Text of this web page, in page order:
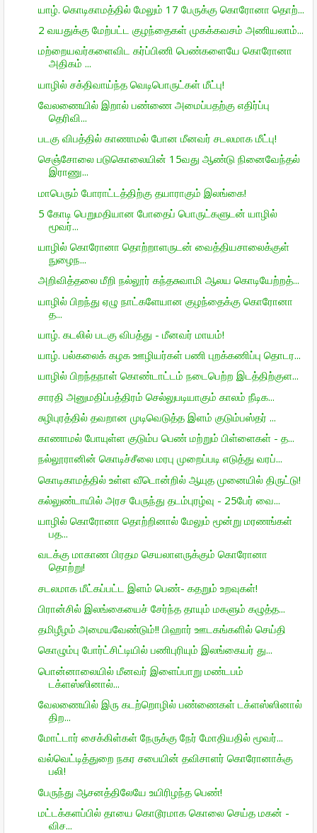
யாழ். கொடிகாமத்தில் மேலும் 17 பேருக்கு கொரோனா தொற்...
2 வயதுக்கு மேற்பட்ட குழந்தைகள் முகக்கவசம் அணியலாம்...
மற்றையவர்களைவிட கர்ப்பிணி பெண்களையே கொரோனா
அதிகம் ...
யாழில் சக்திவாய்ந்த வெடிபொருட்கள் மீட்பு!
வேலணையில் இறால் பண்ணை அமைப்பதற்கு எதிர்ப்பு
தெரிவி...
படகு விபத்தில் காணாமல் போன மீனவர் சடலமாக மீட்பு!
செஞ்சோலை படுகொலையின் 15வது ஆண்டு நினைவேந்தல்
இராணு...
மாபெரும் போராட்டத்திற்கு தயாராகும் இலங்கை!
5 கோடி பெறுமதியான போதைப் பொருட்களுடன் யாழில்
மூவர்...
யாழில் கொரோனா தொற்றாளருடன் வைத்தியசாலைக்குள்
நுழைந...
அறிவித்தலை மீறி நல்லூர் கந்தசுவாமி ஆலய கொடியேற்றத்...
யாழில் பிறந்து ஏழு நாட்களேயான குழந்தைக்கு கொரோனா
த...
யாழ். கடலில் படகு விபத்து - மீனவர் மாயம்!
யாழ். பல்கலைக் கழக ஊழியர்கள் பணி புறக்கணிப்பு தொடர...
யாழில் பிறந்தநாள் கொண்டாட்டம் நடைபெற்ற இடத்திற்குள...
சாரதி அனுமதிப்பத்திரம் செல்லுபடியாகும் காலம் நீடிக...
சுழிபுரத்தில் தவறான முடிவெடுத்த இளம் குடும்பஸ்தர் ...
காணாமல் போயுள்ள குடும்ப பெண் மற்றும் பிள்ளைகள் - த...
நல்லூரானின் கொடிச்சீலை மரபு முறைப்படி எடுத்து வரப்...
கொடிகாமத்தில் உள்ள வீடொன்றில் ஆயுத முனையில் திருட்டு!
கல்லுண்டாயில் அரச பேருந்து தடம்புரழ்வு - 25பேர் வை...
யாழில் கொரோனா தொற்றினால் மேலும் மூன்று மரணங்கள்
பத...
வடக்கு மாகாண பிரதம செயலாளருக்கும் கொரோனா
தொற்று!
சடலமாக மீட்கப்பட்ட இளம் பெண்- கதறும் உறவுகள்!
பிரான்சில் இலங்கையைச் சேர்ந்த தாயும் மகளும் கழுத்த...
தமிழீழம் அமையவேண்டும்!! பிஹார் ஊடகங்களில் செய்தி
கொழும்பு போர்ட்சிட்டியில் பணிபுரியும் இலங்கையர் து...
பொன்னாலையில் மீனவர் இளைப்பாறு மண்டபம்
டக்ளஸ்ஸினால்...
வேலணையில் இரு கடற்றொழில் பண்ணைகள் டக்ளஸ்ஸினால்
திற...
மோட்டார் சைக்கிள்கள் நேருக்கு நேர் மோதியதில் மூவர்...
வல்வெட்டித்துறை நகர சபையின் தவிசாளர் கொரோனாக்கு
பலி!
பேருந்து ஆசனத்திலேயே உயிரிழந்த பெண்!
மட்டக்களப்பில் தாயை கொடூரமாக கொலை செய்த மகன் -
விச...